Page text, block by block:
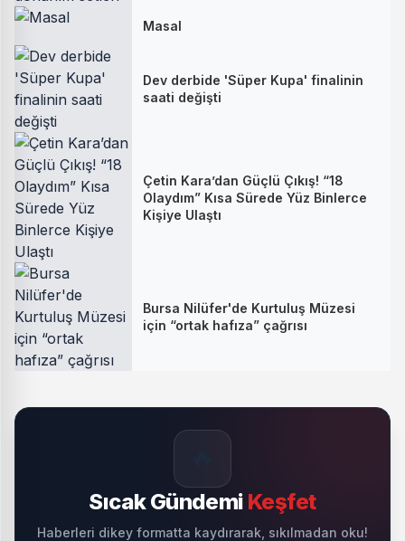
Masal
Dev derbide 'Süper Kupa' finalinin
saati değişti
Çetin Kara’dan Güçlü Çıkış! “18
Olaydım” Kısa Sürede Yüz Binlerce
Kişiye Ulaştı
Bursa Nilüfer'de Kurtuluş Müzesi
için “ortak hafıza” çağrısı
Sıcak Gündemi Keşfet
Haberleri dikey formatta kaydırarak, sıkılmadan oku!